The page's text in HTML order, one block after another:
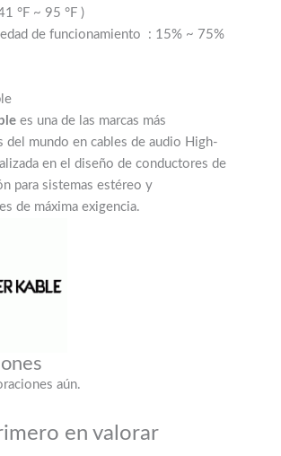
°F ~ 95 °F)
de funcionamiento : 15% ~ 75%
es una de las marcas más
del mundo en cables de audio High-
en el diseño de conductores de
para sistemas estéreo y
de máxima exigencia.
aún.
en valorar